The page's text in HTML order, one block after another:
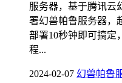
服务器，基于腾讯云
署幻兽帕鲁服务器，
部署10秒钟即可搞定
程...
2024-02-07 幻兽帕鲁